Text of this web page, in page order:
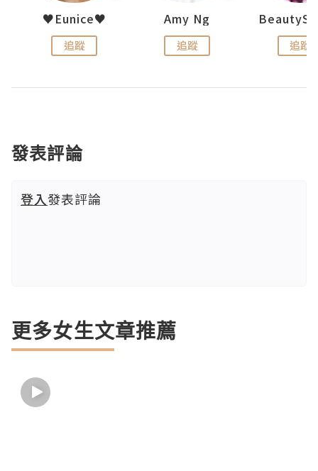
♥Eunice♥
追蹤
Amy Ng
追蹤 追蹤
發表評論
登入發表評論
更多女生文章推薦